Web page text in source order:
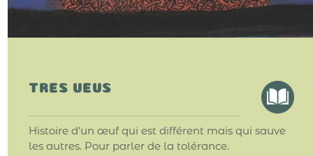
TRES UEUS
Histoire d'un œuf qui est différent mais qui sauve
les autres. Pour parler de la tolérance.